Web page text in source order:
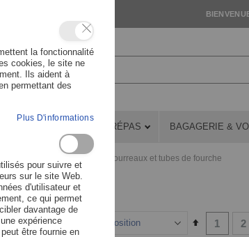
PRÉPAS BAGAGERIE &
Fourreaux et tubes de fourche
Set PageYou're
1 2
la fonctionnalité
cookies, le site ne
Ils aident à
permettant des
Plus D'informations
pour suivre et
sur le site Web.
d'utilisateur et
ce qui permet
davantage de
expérience
être fournie en